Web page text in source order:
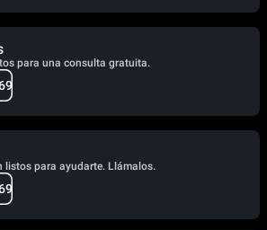
para una consulta gratuita.
listos para ayudarte. Llámalos.